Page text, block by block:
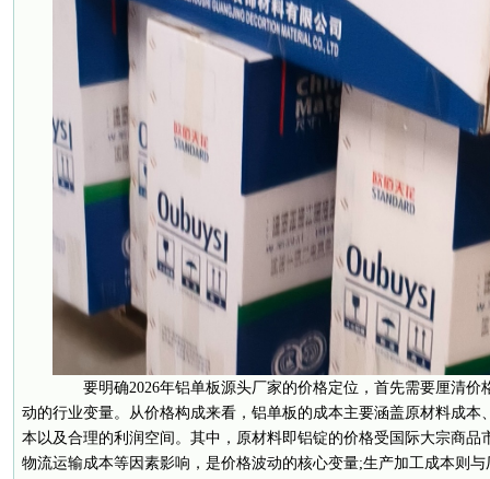
要明确2026年铝单板源头厂家的价格定位，首先需要厘清价
动的行业变量。从价格构成来看，铝单板的成本主要涵盖原材料成本
本以及合理的利润空间。其中，原材料即铝锭的价格受国际大宗商品
物流运输成本等因素影响，是价格波动的核心变量;生产加工成本则